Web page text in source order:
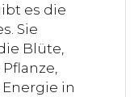
es die
Sie
Blüte,
in